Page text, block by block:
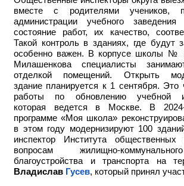
вместе с родителями учеников,
администрации учебного
состояние работ, их качество,
Такой контроль в зданиях, где будут
особенно важен. В корпусе школы №
Милашенкова специалисты
отделкой помещений. Открыть
здание планируется к 1 сентября. Это
работы по обновлению учебной
которая ведется в Москве. В
программе «Моя школа»
в этом году модернизируют 100
инспектор Института общественных
вопросам жилищно-
благоустройства и транспорта на
Владислав Гусев, который принял